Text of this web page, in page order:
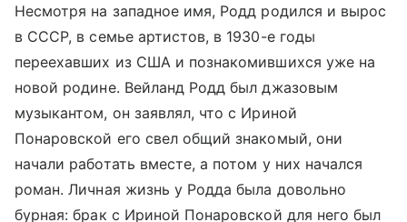
Несмотря на западное имя, Родд родился и вырос
в СССР, в семье артистов, в 1930-е годы
переехавших из США и познакомившихся уже на
новой родине. Вейланд Родд был джазовым
музыкантом, он заявлял, что с Ириной
Понаровской его свел общий знакомый, они
начали работать вместе, а потом у них начался
роман. Личная жизнь у Родда была довольно
бурная: брак с Ириной Понаровской для него был